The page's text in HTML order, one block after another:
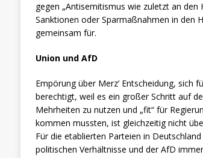
gegen „Antisemitismus wie zuletzt an
Sanktionen oder Sparmaßnahmen in den
gemeinsam für.
Union und AfD
Empörung über Merz’ Entscheidung,
berechtigt, weil es ein großer Schritt auf
Mehrheiten zu nutzen und „fit“ für
kommen mussten, ist gleichzeitig nicht
Für die etablierten Parteien in
politischen Verhältnisse und der AfD